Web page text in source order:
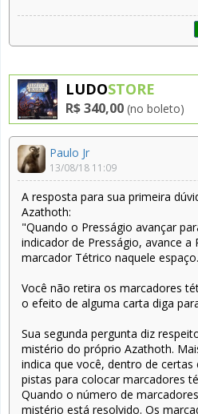
LUDOSTORE
R$ 340,00 (no boleto)
Paulo Jr
13/08/18 11:09
A resposta para sua primeira
Azathoth:
"Quando o Presságio avançar
indicador de Presságio, avance a
marcador Tétrico naquele
Você não retira os marcadores
o efeito de alguma carta diga
Sua segunda pergunta diz
mistério do próprio Azathoth.
indica que você, dentro de
pistas para colocar marcadores
Quando o número de
mistério está resolvido. Os